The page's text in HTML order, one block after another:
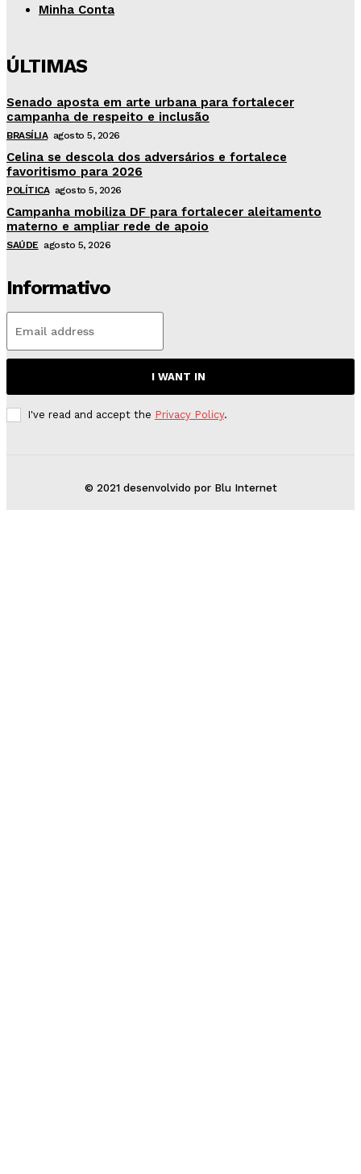
Minha Conta
ÚLTIMAS
Senado aposta em arte urbana para fortalecer
campanha de respeito e inclusão
BRASÍLIA agosto 5, 2026
Celina se descola dos adversários e fortalece
favoritismo para 2026
POLÍTICA agosto 5, 2026
Campanha mobiliza DF para fortalecer aleitamento
materno e ampliar rede de apoio
SAÚDE agosto 5, 2026
Informativo
I WANT IN
I've read and accept the Privacy Policy.
© 2021 desenvolvido por Blu Internet